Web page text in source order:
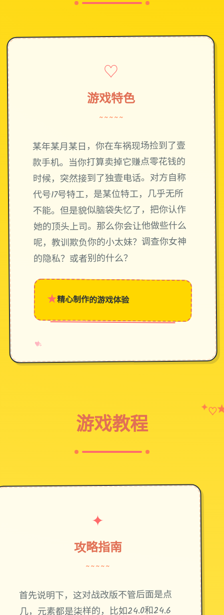
♡
游戏特色
~~~~~
某年某月某日，你在车祸现场捡到了壹
款手机。当你打算卖掉它赚点零花钱的
时候，突然接到了独壹电话。对方自称
代号17号特工，是某位特工，几乎无所
不能。但是貌似脑袋失忆了，把你认作
她的顶头上司。那么你会让他做些什么
呢，教训欺负你的小太妹？调查你女神
的隐私？或者别的什么？
★精心制作的游戏体验
♥
✧
→
游戏教程
✦♡
✦
攻略指南
~~~~~
首先说明下，这对战改版不管后面是点